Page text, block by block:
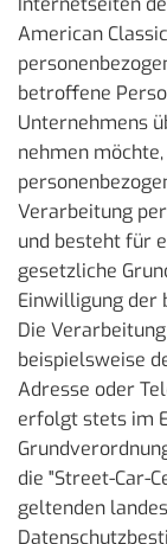
American
betroffene
Unternehmens
nehmen
Verarbeitung
und besteht für
gesetzliche
Einwilligung der
Die
beispielsweise
Adresse oder
erfolgt stets im
die "Street-Car-
geltenden